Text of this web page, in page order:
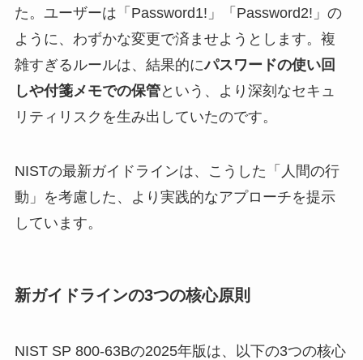
た。ユーザーは「Password1!」「Password2!」の
ように、わずかな変更で済ませようとします。複
雑すぎるルールは、結果的にパスワードの使い回
しや付箋メモでの保管という、より深刻なセキュ
リティリスクを生み出していたのです。
NISTの最新ガイドラインは、こうした「人間の行
動」を考慮した、より実践的なアプローチを提示
しています。
新ガイドラインの3つの核心原則
NIST SP 800-63Bの2025年版は、以下の3つの核心